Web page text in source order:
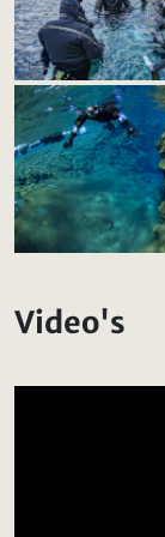
Video's